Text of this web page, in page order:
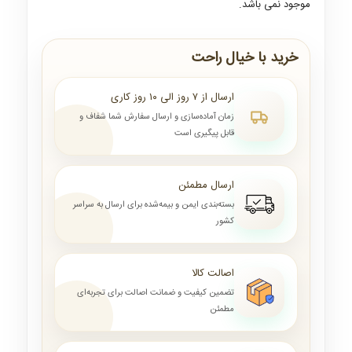
موجود نمی باشد.
خرید با خیال راحت
ارسال از ۷ روز الی ۱۰ روز کاری
زمان آماده‌سازی و ارسال سفارش شما شفاف و
قابل پیگیری است
ارسال مطمئن
بسته‌بندی ایمن و بیمه‌شده برای ارسال به سراسر
کشور
اصالت کالا
تضمین کیفیت و ضمانت اصالت برای تجربه‌ای
مطمئن